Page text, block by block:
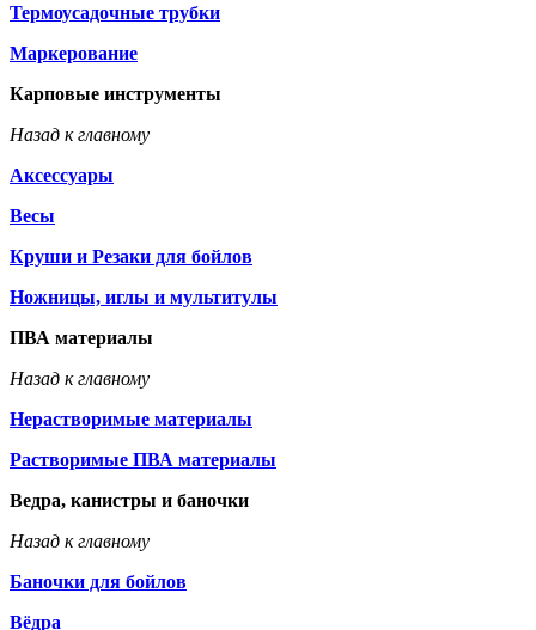
Термоусадочные трубки
Маркерование
Карповые инструменты
Назад к главному
Аксессуары
Весы
Круши и Резаки для бойлов
Ножницы, иглы и мультитулы
ПВА материалы
Назад к главному
Нерастворимые материалы
Растворимые ПВА материалы
Ведра, канистры и баночки
Назад к главному
Баночки для бойлов
Вёдра